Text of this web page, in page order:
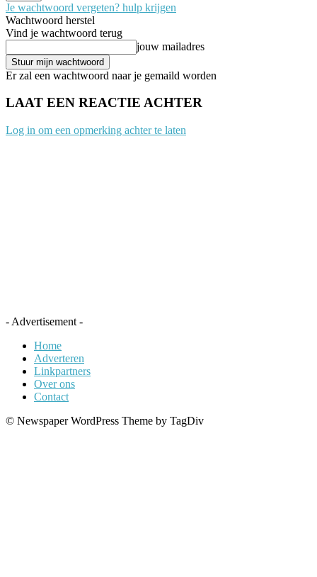
Je wachtwoord vergeten? hulp krijgen
Wachtwoord herstel
Vind je wachtwoord terug
jouw mailadres
Er zal een wachtwoord naar je gemaild worden
LAAT EEN REACTIE ACHTER
Log in om een opmerking achter te laten
- Advertisement -
Home
Adverteren
Linkpartners
Over ons
Contact
© Newspaper WordPress Theme by TagDiv